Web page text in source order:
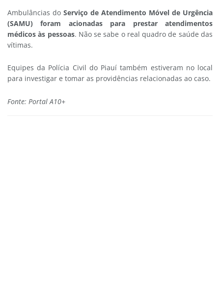
Ambulâncias do Serviço de Atendimento Móvel de Urgência
(SAMU) foram acionadas para prestar atendimentos
médicos às pessoas. Não se sabe o real quadro de saúde das
vítimas.
Equipes da Polícia Civil do Piauí também estiveram no local
para investigar e tomar as providências relacionadas ao caso.
Fonte: Portal A10+